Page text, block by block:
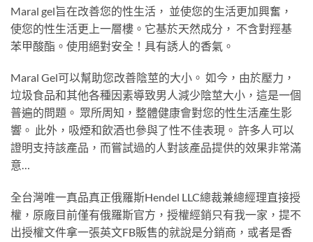
Maral gel旨在改善您的性生活， 並使您的生活更加興奮，
使您的性生活更上一層樓。它基於天然成分， 不含對羥基
苯甲酸酯。使用絕對安全！具有誘人的香氣。
Maral Gel可以幫助您改善陰莖的大小。 如今，由於壓力，
垃圾食品和其他各種因素導致男人減少陰莖大小，這是一個
普遍的問題。 眾所周知，整體健康會對您的性生活產生影
響。 此外，吸煙和飲酒也參與了性不佳表現。 許多人可以
證明支持該產品，而嘗試過的人對該產品提供的效果非常滿
意…
全台灣唯一真品真正俄羅斯Hendel LLC總裁兼總經理直接授
權，原廠目前僅有俄羅斯官方，授權經銷只有我一家，提不
出授權文件拿一張英文FB販售的就說是分銷商，或者是香